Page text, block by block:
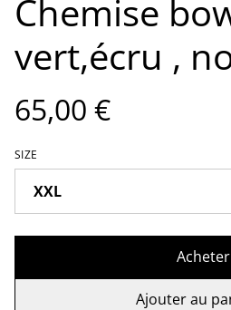
Chemise
vert,écru ,
65,00 €
SIZE
Acheter
Ajouter au